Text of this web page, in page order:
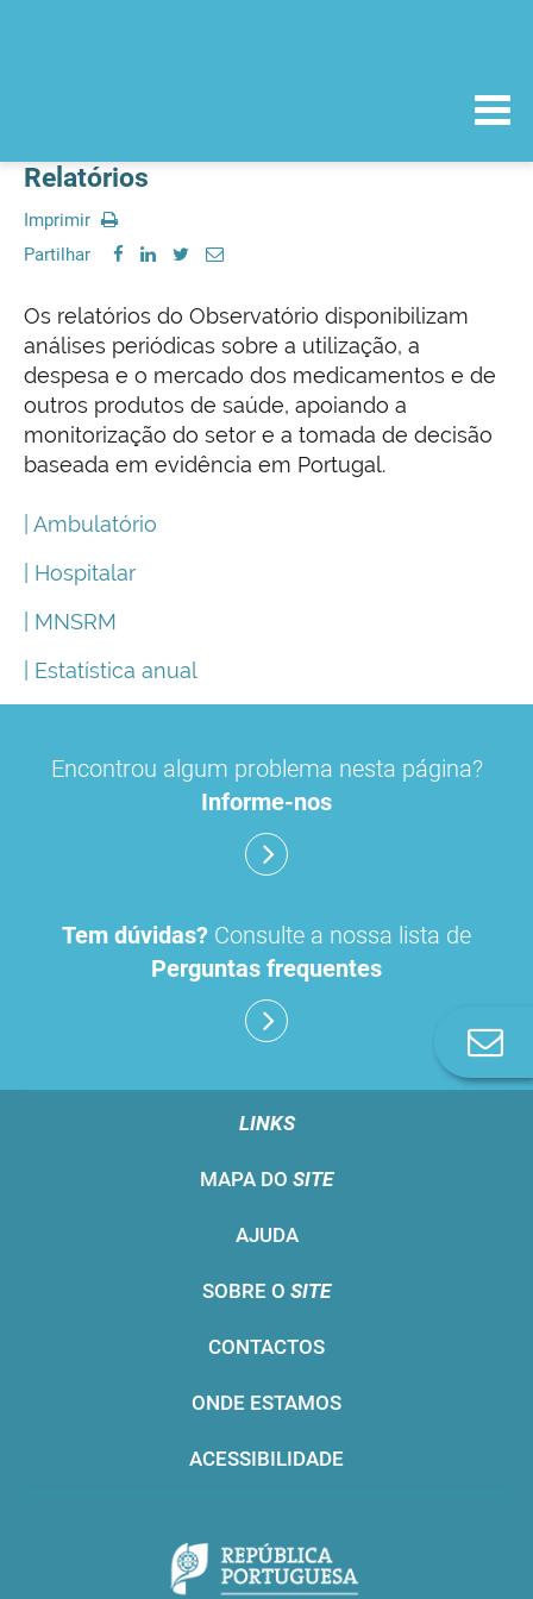
Relatórios
Imprimir
Partilhar
Os relatórios do Observatório disponibilizam
análises periódicas sobre a utilização, a
despesa e o mercado dos medicamentos e de
outros produtos de saúde, apoiando a
monitorização do setor e a tomada de decisão
baseada em evidência em Portugal.
| Ambulatório
| Hospitalar
| MNSRM
| Estatística anual
Encontrou algum problema nesta página?
Informe-nos
Tem dúvidas? Consulte a nossa lista de
Perguntas frequentes
LINKS
MAPA DO SITE
AJUDA
SOBRE O SITE
CONTACTOS
ONDE ESTAMOS
ACESSIBILIDADE